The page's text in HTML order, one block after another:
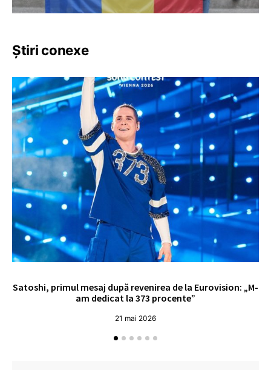
Știri conexe
Satoshi, primul mesaj după revenirea de la Eurovision: „M-
am dedicat la 373 procente”
21 mai 2026